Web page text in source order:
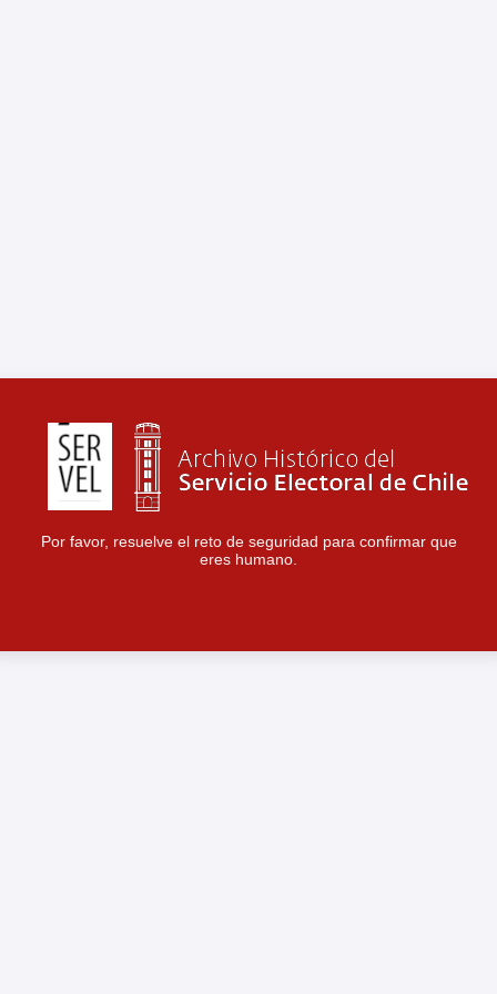
Por favor, resuelve el reto de seguridad para confirmar que
eres humano.